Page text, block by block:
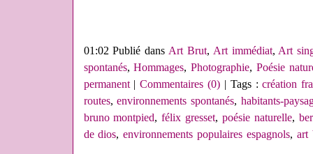
01:02 Publié dansArt Brut, Art immédiat,Art
spontanés,Hommages,Photographie,Poésie
permanent|Commentaires (0) | Tags :création
routes,environnements spontanés,habitants-
bruno montpied,félix gresset, poésie naturelle,
de dios,environnements populaires espagnols, art